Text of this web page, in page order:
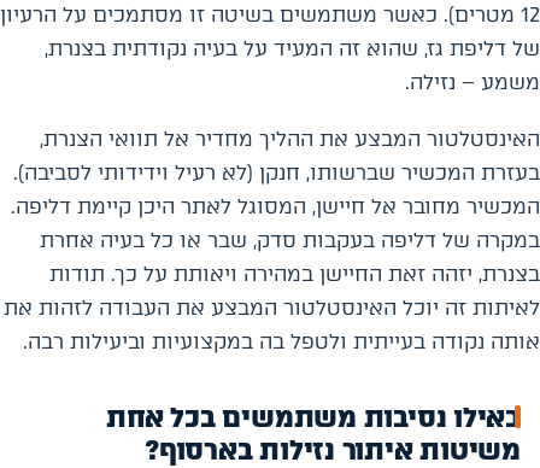
12 מטרים). כאשר משתמשים בשיטה זו מסתמכים על הרעיון
של דליפת גז, שהוא זה המעיד על בעיה נקודתית בצנרת,
משמע – נזילה.
האינסטלטור המבצע את ההליך מחדיר אל תוואי הצנרת,
בעזרת המכשיר שברשותו, חנקן (לא רעיל וידידותי לסביבה).
המכשיר מחובר אל חיישן, המסוגל לאתר היכן קיימת דליפה.
במקרה של דליפה בעקבות סדק, שבר או כל בעיה אחרת
בצנרת, יזהה זאת החיישן במהירה ויאותת על כך. תודות
לאיתות זה יוכל האינסטלטור המבצע את העבודה לזהות את
אותה נקודה בעייתית ולטפל בה במקצועיות וביעילות רבה.
באילו נסיבות משתמשים בכל אחת
משיטות איתור נזילות בארסוף?